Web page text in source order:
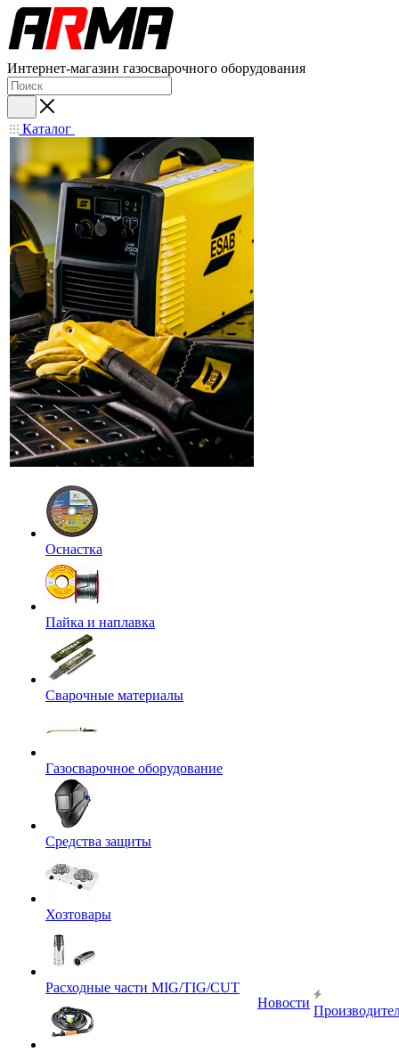
Интернет-магазин газосварочного оборудования
Каталог
Оснастка
Пайка и наплавка
Сварочные материалы
Газосварочное оборудование
Средства защиты
Хозтовары
Расходные части MIG/TIG/CUT
Новости